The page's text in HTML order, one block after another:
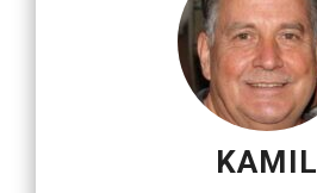
KAMIL